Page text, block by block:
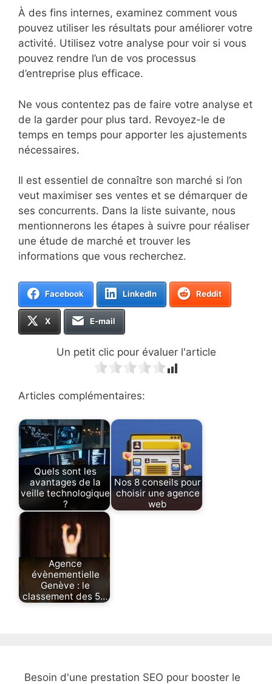
À des fins internes, examinez comment vous
pouvez utiliser les résultats pour améliorer votre
activité. Utilisez votre analyse pour voir si vous
pouvez rendre l’un de vos processus
d’entreprise plus efficace.
Ne vous contentez pas de faire votre analyse et
de la garder pour plus tard. Revoyez-le de
temps en temps pour apporter les ajustements
nécessaires.
Il est essentiel de connaître son marché si l’on
veut maximiser ses ventes et se démarquer de
ses concurrents. Dans la liste suivante, nous
mentionnerons les étapes à suivre pour réaliser
une étude de marché et trouver les
informations que vous recherchez.
Facebook LinkedIn Reddit
X E-mail
Un petit clic pour évaluer l'article
Articles complémentaires:
Quels sont les
avantages de la
veille technologique
?
Nos 8 conseils pour
choisir une agence
web
Agence
évènementielle
Genève : le
classement des 5…
Besoin d'une prestation SEO pour booster le